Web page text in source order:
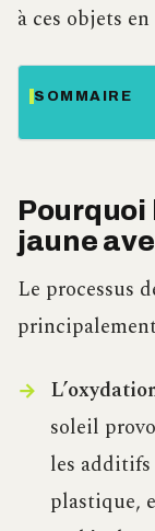
à ces objets
SOMMAIRE
jaune
Le processus
soleil
les
plastique,